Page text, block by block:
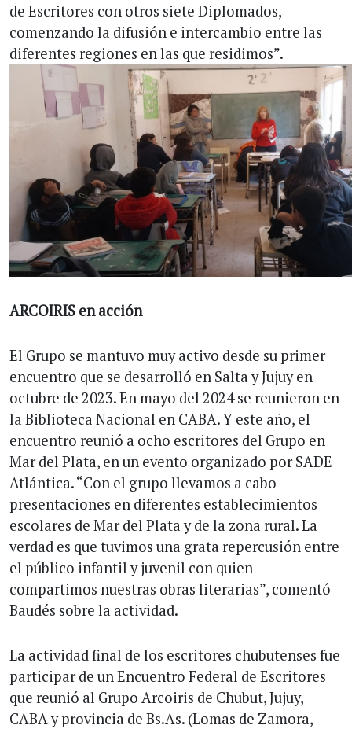
de Escritores con otros siete Diplomados,
comenzando la difusión e intercambio entre las
diferentes regiones en las que residimos”.
ARCOIRIS en acción
El Grupo se mantuvo muy activo desde su primer
encuentro que se desarrolló en Salta y Jujuy en
octubre de 2023. En mayo del 2024 se reunieron en
la Biblioteca Nacional en CABA. Y este año, el
encuentro reunió a ocho escritores del Grupo en
Mar del Plata, en un evento organizado por SADE
Atlántica. “Con el grupo llevamos a cabo
presentaciones en diferentes establecimientos
escolares de Mar del Plata y de la zona rural. La
verdad es que tuvimos una grata repercusión entre
el público infantil y juvenil con quien
compartimos nuestras obras literarias”, comentó
Baudés sobre la actividad.
La actividad final de los escritores chubutenses fue
participar de un Encuentro Federal de Escritores
que reunió al Grupo Arcoiris de Chubut, Jujuy,
CABA y provincia de Bs.As. (Lomas de Zamora,